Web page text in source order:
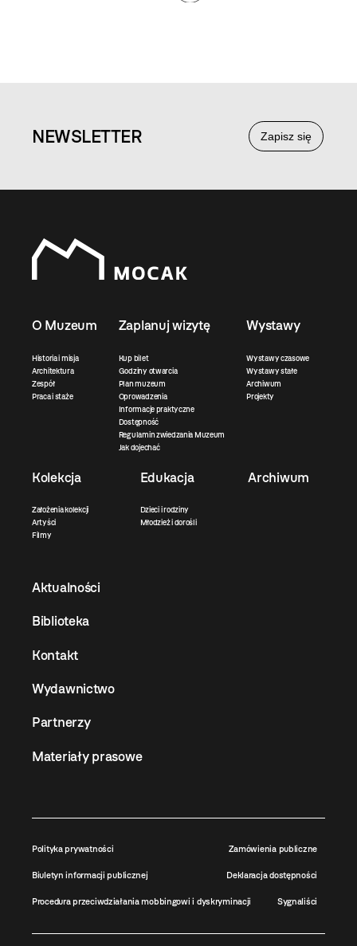
Zapisz się
NEWSLETTER
O Muzeum
Historia i misja
Architektura
Zespół
Praca i staże
Zaplanuj wizytę
Kup bilet
Godziny otwarcia
Plan muzeum
Oprowadzenia
Informacje praktyczne
Dostępność
Regulamin zwiedzania Muzeum
Jak dojechać
Wystawy
Wystawy czasowe
Wystawy stałe
Archiwum
Projekty
Kolekcja
Założenia kolekcji
Artyści
Filmy
Edukacja
Dzieci i rodziny
Młodzież i dorośli
Archiwum
Aktualności
Biblioteka
Kontakt
Wydawnictwo
Partnerzy
Materiały prasowe
Polityka prywatności Zamówienia publiczne
Biuletyn informacji publicznej Deklaracja dostępności
Procedura przeciwdziałania mobbingowi i dyskryminacji Sygnaliści